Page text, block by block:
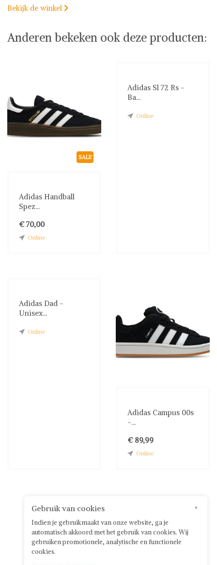
Bekijk de winkel 
Anderen bekeken ook deze producten:
SALE
Adidas Handball
Spez...
€ 70,00
Online
Adidas Sl 72 Rs -
Ba...
Online
Adidas Dad -
Unisex...
Online
Adidas Campus 00s
-...
€ 89,99
Online
×
Gebruik van cookies
Indien je gebruikmaakt van onze website, ga je
automatisch akkoord met het gebruik van cookies. Wij
gebruiken promotionele, analytische en functionele
cookies.